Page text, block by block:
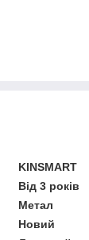
KINSMART
Від 3 років
Метал
Новий